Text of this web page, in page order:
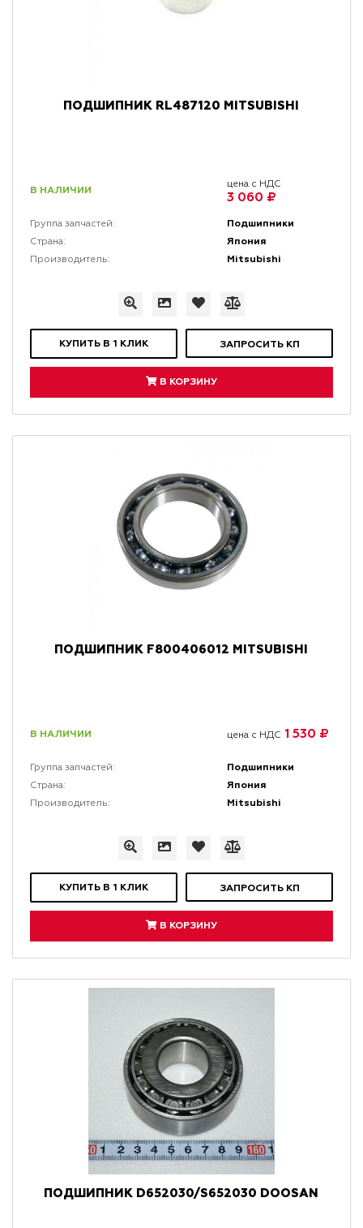
ПОДШИПНИК RL487120 MITSUBISHI
В НАЛИЧИИ
цена с НДС
3 060 ₽
Группа запчастей: Подшипники
Страна: Япония
Производитель: Mitsubishi
КУПИТЬ В 1 КЛИК ЗАПРОСИТЬ КП
В КОРЗИНУ
ПОДШИПНИК F800406012 MITSUBISHI
В НАЛИЧИИ цена с НДС 1 530 ₽
Группа запчастей: Подшипники
Страна: Япония
Производитель: Mitsubishi
КУПИТЬ В 1 КЛИК ЗАПРОСИТЬ КП
В КОРЗИНУ
ПОДШИПНИК D652030/S652030 DOOSAN